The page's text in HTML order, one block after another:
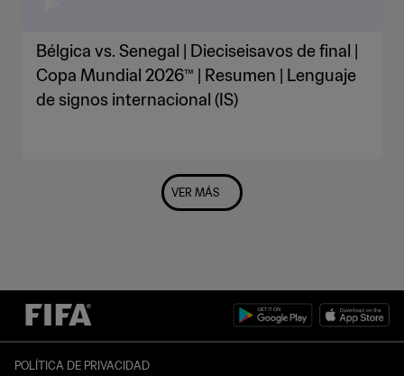
Bélgica vs. Senegal | Dieciseisavos de final |
Copa Mundial 2026™ | Resumen | Lenguaje
de signos internacional (IS)
VER MÁS
POLÍTICA DE PRIVACIDAD